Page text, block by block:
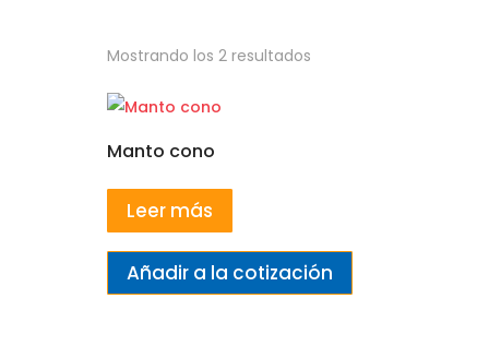
Mostrando los 2 resultados
Manto cono
Leer más
Añadir a la cotización